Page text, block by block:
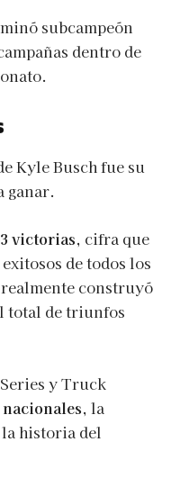
subcampeón
dentro de
Kyle Busch fue su
ganar.
victorias, cifra que
de todos los
construyó
total de triunfos
y Truck
, la
historia del